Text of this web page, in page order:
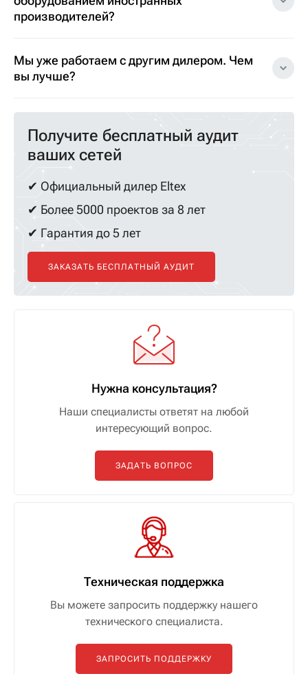
производителей?
Мы уже работаем с другим дилером. Чем
вы лучше?
Получите бесплатный аудит
ваших сетей
✔ Официальный дилер Eltex
✔ Более 5000 проектов за 8 лет
✔ Гарантия до 5 лет
ЗАКАЗАТЬ БЕСПЛАТНЫЙ АУДИТ
Нужна консультация?
Наши специалисты ответят на любой
интересующий вопрос.
ЗАДАТЬ ВОПРОС
Техническая поддержка
Вы можете запросить поддержку нашего
технического специалиста.
ЗАПРОСИТЬ ПОДДЕРЖКУ